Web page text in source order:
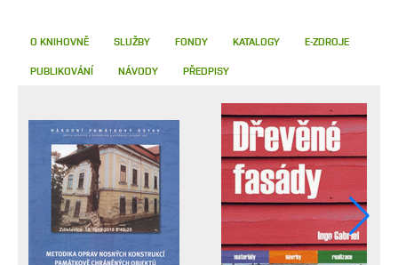
O KNIHOVNĚ SLUŽBY FONDY KATALOGY E-ZDROJE
PUBLIKOVÁNÍ NÁVODY PŘEDPISY